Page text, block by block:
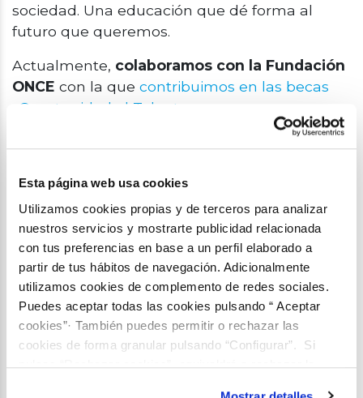
Esta página web usa cookies
Utilizamos cookies propias y de terceros para analizar
nuestros servicios y mostrarte publicidad relacionada
con tus preferencias en base a un perfil elaborado a
partir de tus hábitos de navegación. Adicionalmente
utilizamos cookies de complemento de redes sociales.
Puedes aceptar todas las cookies pulsando “ Aceptar
cookies”· También puedes permitir o rechazar las
cookies de forma granular pulsando “Configurar”. Si
pulsas “Rechazar cookies”, equivaldrá a rechazar la
sociedad. Una educación que dé forma al
futuro que queremos.
Actualmente, colaboramos con la Fundación
ONCE con la que contribuimos en las becas
«Oportunidad al Talento»
En tiempos anteriores, hemos impulsado otros
Aquae/CERN, que entre 2017 y 2019
permitieron que20 profesores de
Secundariaviajaran cada año a la sede de la
Organización Europea para la Investigación
Nuclear(CERN) en Ginebra para actualizar sus
conocimientos en ciencias descubriendo los
últimos avances científicos, gracias aun
intenso máster presencialde una semana.
También hemos colaborado con la